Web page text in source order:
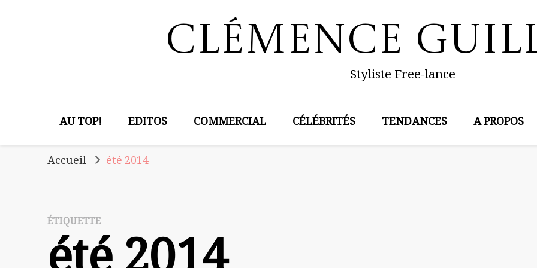
Clémence
Styliste Free-lance
AU TOP! EDITOS COMMERCIAL CÉLÉBRITÉS TENDANCES A PROPOS
Accueil été 2014
ÉTIQUETTE